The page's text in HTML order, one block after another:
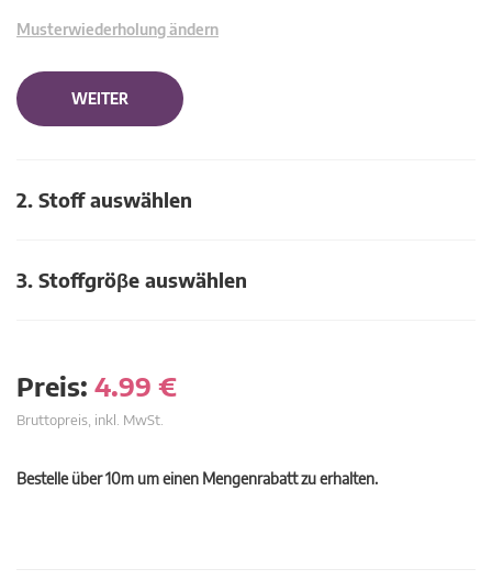
Musterwiederholung ändern
WEITER
2. Stoff auswählen
3. Stoffgröβe auswählen
Preis: 4.99 €
Bruttopreis, inkl. MwSt.
Bestelle über 10m um einen Mengenrabatt zu erhalten.